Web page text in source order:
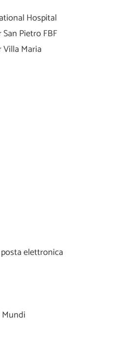
Hospital
Pietro FBF
Villa Maria
elettronica
Mundi